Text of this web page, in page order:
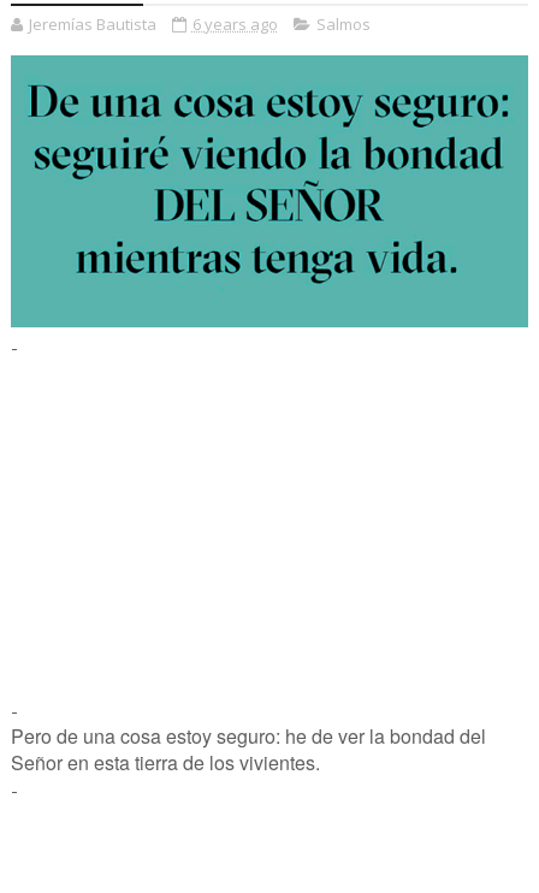
Jeremías Bautista 6 years ago Salmos
-
-
Pero de una cosa estoy seguro: he de ver la bondad del
Señor en esta tierra de los vivientes.
-